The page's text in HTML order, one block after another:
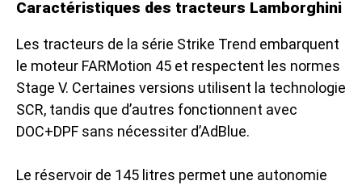
Caractéristiques des tracteurs Lamborghini
Les tracteurs de la série Strike Trend embarquent
le moteur FARMotion 45 et respectent les normes
Stage V. Certaines versions utilisent la technologie
SCR, tandis que d’autres fonctionnent avec
DOC+DPF sans nécessiter d’AdBlue.
Le réservoir de 145 litres permet une autonomie